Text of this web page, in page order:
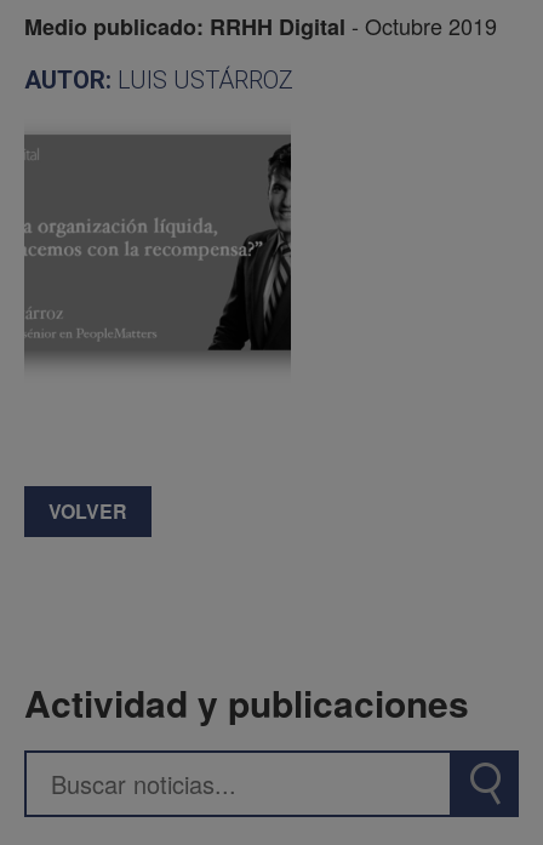
Medio publicado: RRHH Digital - Octubre 2019
AUTOR: LUIS USTÁRROZ
VOLVER
Actividad y publicaciones